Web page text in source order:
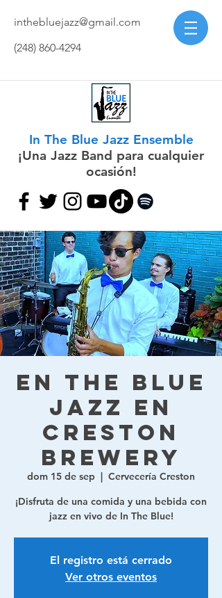
inthebluejazz@gmail.com
(248) 860-4294
In The Blue Jazz Ensemble
¡Una Jazz Band para cualquier
ocasión!
En The Blue
Jazz en
Creston
Brewery
dom 15 de sep
  |
Cervecería Creston
¡Disfruta de una comida y una bebida con
jazz en vivo de In The Blue!
El registro está cerrado
Ver otros eventos